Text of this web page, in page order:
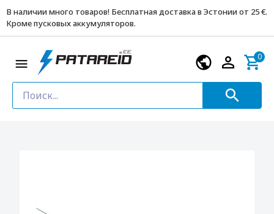
В наличии много товаров! Бесплатная доставка в Эстонии от 25 €.
Кроме пусковых аккумуляторов.
0